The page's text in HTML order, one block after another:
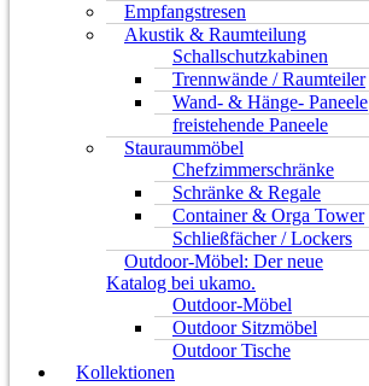
Empfangstresen
Akustik & Raumteilung
Schallschutzkabinen
Trennwände / Raumteiler
Wand- & Hänge- Paneele
freistehende Paneele
Stauraummöbel
Chefzimmerschränke
Schränke & Regale
Container & Orga Tower
Schließfächer / Lockers
Outdoor-Möbel: Der neue
Katalog bei ukamo.
Outdoor-Möbel
Outdoor Sitzmöbel
Outdoor Tische
Kollektionen